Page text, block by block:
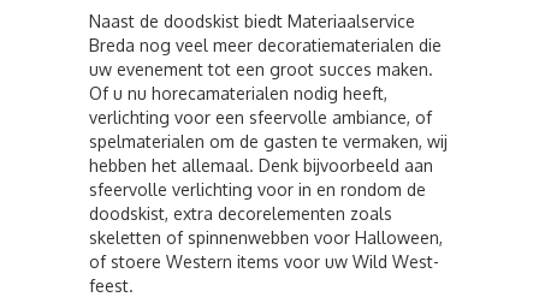
Naast de doodskist biedt Materiaalservice
Breda nog veel meer decoratiematerialen die
uw evenement tot een groot succes maken.
Of u nu horecamaterialen nodig heeft,
verlichting voor een sfeervolle ambiance, of
spelmaterialen om de gasten te vermaken, wij
hebben het allemaal. Denk bijvoorbeeld aan
sfeervolle verlichting voor in en rondom de
doodskist, extra decorelementen zoals
skeletten of spinnenwebben voor Halloween,
of stoere Western items voor uw Wild West-
feest.